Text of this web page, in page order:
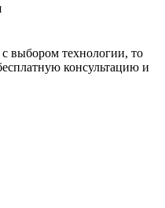
выбором технологии, то
консультацию и